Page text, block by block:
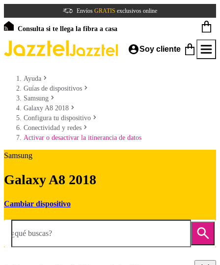
Envíos GRATIS exclusivos online
Consulta si te llega la fibra a casa
Soy cliente
Ayuda
Guías de dispositivos
Samsung
Galaxy A8 2018
Configura tu dispositivo
Conectividad y redes
Activar o desactivar la itinerancia de datos
Samsung
Galaxy A8 2018
Cambiar dispositivo
¿qué buscas?